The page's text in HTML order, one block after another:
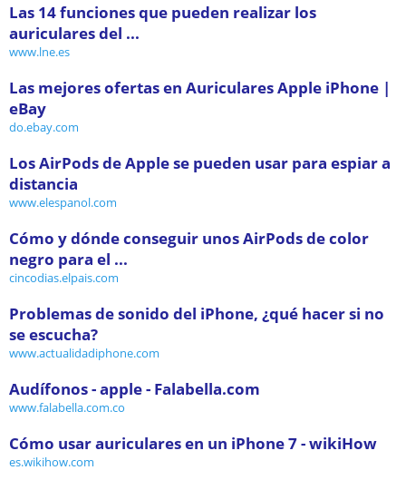
Las 14 funciones que pueden realizar los
auriculares del ...
www.lne.es
Las mejores ofertas en Auriculares Apple iPhone |
eBay
do.ebay.com
Los AirPods de Apple se pueden usar para espiar a
distancia
www.elespanol.com
Cómo y dónde conseguir unos AirPods de color
negro para el ...
cincodias.elpais.com
Problemas de sonido del iPhone, ¿qué hacer si no
se escucha?
www.actualidadiphone.com
Audífonos - apple - Falabella.com
www.falabella.com.co
Cómo usar auriculares en un iPhone 7 - wikiHow
es.wikihow.com